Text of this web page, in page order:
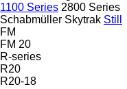
1100 Series 2800 Series
Schabmüller Skytrak Still
FM
FM 20
R-series
R20
R20-18